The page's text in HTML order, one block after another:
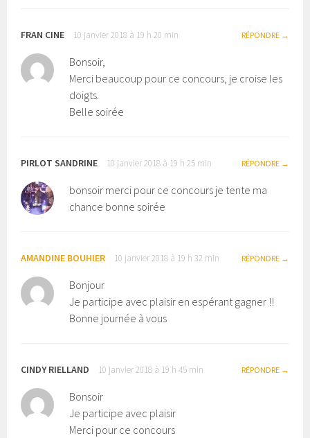
FRAN CINE 10 janvier 2018 à 19 h 20 min RÉPONDRE
Bonsoir,
Merci beaucoup pour ce concours, je croise les
doigts.
Belle soirée
PIRLOT SANDRINE 10 janvier 2018 à 19 h 25 min RÉPONDRE
bonsoir merci pour ce concours je tente ma
chance bonne soirée
AMANDINE BOUHIER 10 janvier 2018 à 19 h 32 min RÉPONDRE
Bonjour
Je participe avec plaisir en espérant gagner !!
Bonne journée à vous
CINDY RIELLAND 10 janvier 2018 à 19 h 45 min RÉPONDRE
Bonsoir
Je participe avec plaisir
Merci pour ce concours